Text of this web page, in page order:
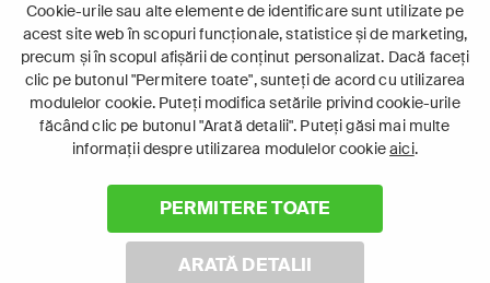
Cookie-urile sau alte elemente de identificare sunt utilizate pe
acest site web în scopuri funcționale, statistice și de marketing,
precum și în scopul afișării de conținut personalizat. Dacă faceți
clic pe butonul "Permitere toate", sunteți de acord cu utilizarea
modulelor cookie. Puteți modifica setările privind cookie-urile
făcând clic pe butonul "Arată detalii". Puteți găsi mai multe
informații despre utilizarea modulelor cookieaici.
PERMITERE TOATE
ARATĂ DETALII
© 2026 Canal+ Luxembourg S. à r.l. - Toate drepturile
rezervate
Focus Sat este o marcă înregistrată aparținând Canal+
Luxembourg S. à r.l.
Rue Albert Borschette 4, L-1246 Luxemburg | R.C.S.